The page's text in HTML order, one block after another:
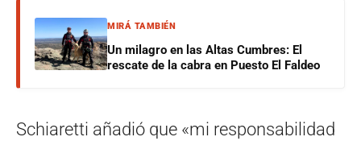
MIRÁ TAMBIÉN
Un milagro en las Altas Cumbres: El
rescate de la cabra en Puesto El Faldeo
Schiaretti añadió que «mi responsabilidad